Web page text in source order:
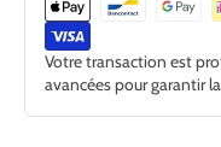
Votre transaction est
avancées pour garantir